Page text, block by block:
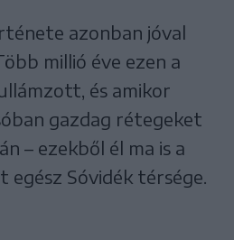
azonban jóval
millió éve ezen a
és amikor
gazdag rétegeket
– ezekből él ma is a
egész Sóvidék térsége.